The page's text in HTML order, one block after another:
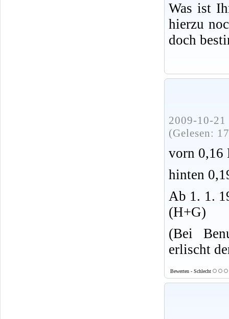
Was ist
hierzu
doch
2009-10-
(Gelesen:
vorn 0,16
hinten
Ab 1. 1.
(H+G)
(Bei
erlischt
Bewerten - Schlecht